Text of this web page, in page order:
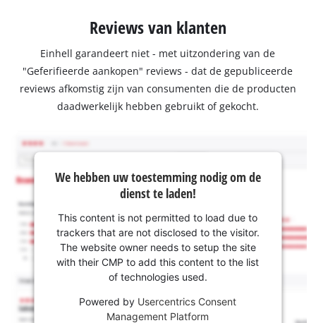
Reviews van klanten
Einhell garandeert niet - met uitzondering van de
"Geferifieerde aankopen" reviews - dat de gepubliceerde
reviews afkomstig zijn van consumenten die de producten
daadwerkelijk hebben gebruikt of gekocht.
We hebben uw toestemming nodig om de
dienst te laden!
This content is not permitted to load due to
trackers that are not disclosed to the visitor.
The website owner needs to setup the site
with their CMP to add this content to the list
of technologies used.
Powered by Usercentrics Consent
Management Platform